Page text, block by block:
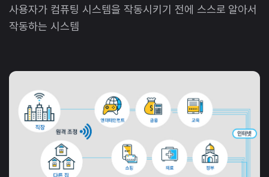
사용자가 컴퓨팅 시스템을 작동시키기 전에 스스로 알아서
작동하는 시스템